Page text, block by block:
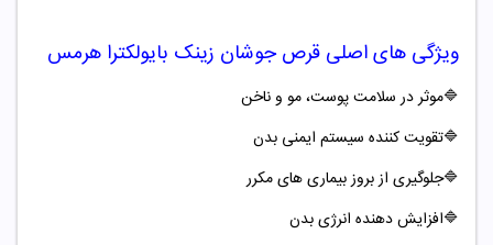
ویژگی های اصلی قرص جوشان زینک بایولکترا هرمس
🔷موثر در سلامت پوست، مو و ناخن
🔷تقویت کننده سیستم ایمنی بدن
🔷جلوگیری از بروز بیماری های مکرر
🔷افزایش دهنده انرژی بدن